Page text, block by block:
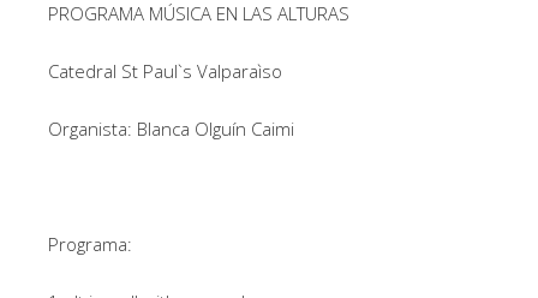
PROGRAMA MÚSICA EN LAS ALTURAS
Catedral St Paul`s Valparaìso
Organista: Blanca Olguín Caimi
Programa: